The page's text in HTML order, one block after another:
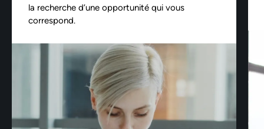
la recherche d’une opportunité qui vous
correspond.